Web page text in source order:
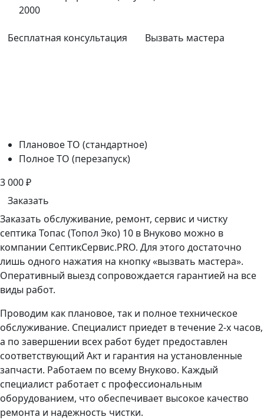
2000
Бесплатная консультация Вызвать мастера
Плановое ТО (стандартное)
Полное ТО (перезапуск)
3 000₽
Заказать
Заказать обслуживание, ремонт, сервис и чистку
септика Топас (Топол Эко) 10 в Внуково можно в
компании СептикСервис.PRO. Для этого достаточно
лишь одного нажатия на кнопку «вызвать мастера».
Оперативный выезд сопровождается гарантией на все
виды работ.
Проводим как плановое, так и полное техническое
обслуживание. Специалист приедет в течение 2-х часов,
а по завершении всех работ будет предоставлен
соответствующий Акт и гарантия на установленные
запчасти. Работаем по всему Внуково. Каждый
специалист работает с профессиональным
оборудованием, что обеспечивает высокое качество
ремонта и надежность чистки.